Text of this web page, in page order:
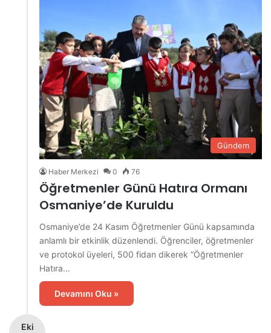
Gündem
Haber Merkezi 0 76
Öğretmenler Günü Hatıra Ormanı
Osmaniye’de Kuruldu
Osmaniye’de 24 Kasım Öğretmenler Günü kapsamında
anlamlı bir etkinlik düzenlendi. Öğrenciler, öğretmenler
ve protokol üyeleri, 500 fidan dikerek “Öğretmenler
Hatıra…
Devamını Oku »
Eki